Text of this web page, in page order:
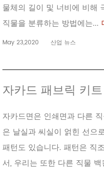
물체의 길이 및 너비에 비해
직물을 분류하는 방법에는...
May 23,2020 산업 뉴스
자카드 패브릭 키트
자카드면은 인쇄면과 다른
은 날실과 씨실이 얽힌 선으
패턴도 있습니다. 패턴은 직
서, 우리는 또한 다른 직물